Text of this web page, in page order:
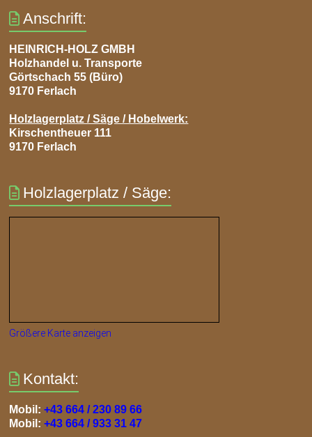
Anschrift:
HEINRICH-HOLZ GMBH
Holzhandel u. Transporte
Görtschach 55 (Büro)
9170 Ferlach
Holzlagerplatz / Säge / Hobelwerk:
Kirschentheuer 111
9170 Ferlach
Holzlagerplatz / Säge:
Größere Karte anzeigen
Kontakt:
Mobil:+43 664 / 230 89 66
Mobil:+43 664 / 933 31 47